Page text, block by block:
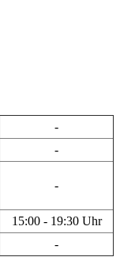
-
-
-
15:00 - 19:30 Uhr
-